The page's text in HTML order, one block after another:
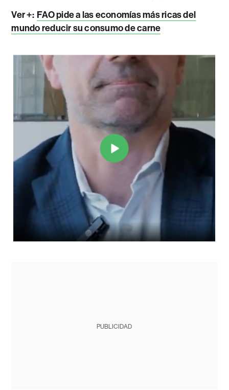
Ver +: FAO pide a las economías más ricas del
mundo reducir su consumo de carne
PUBLICIDAD